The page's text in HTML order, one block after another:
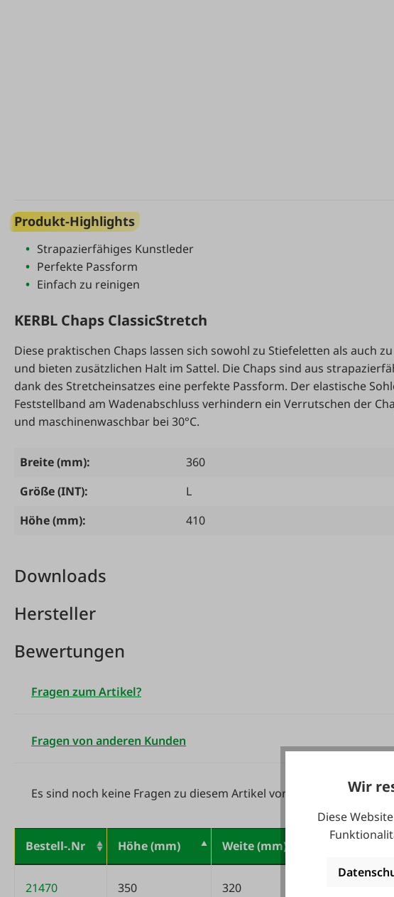
Produkt-Highlights
Strapazierfähiges Kunstleder
Perfekte Passform
Einfach zu reinigen
KERBL Chaps ClassicStretch
Diese praktischen Chaps lassen sich sowohl zu Stiefeletten als auch
und bieten zusätzlichen Halt im Sattel. Die Chaps sind aus
dank des Stretcheinsatzes eine perfekte Passform. Der elastische
Feststellband am Wadenabschluss verhindern ein Verrutschen der
und maschinenwaschbar bei 30°C.
Breite (mm):
360
Größe (INT):
L
Höhe (mm):
410
Downloads
Hersteller
Bewertungen
Fragen zum Artikel?
Fragen von anderen Kunden
Es sind noch keine Fragen zu diesem Artikel vorhanden.
Bestell-.Nr Höhe (mm) Weite (mm)
21470 350 320
Wir
Diese